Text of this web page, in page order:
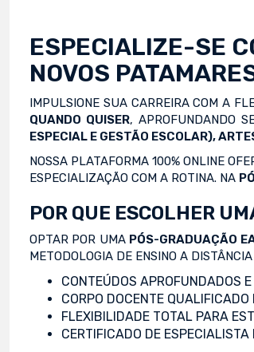
ESPECIALIZE-SE
NOVOS
IMPULSIONE SUA CARREIRA COM A
QUANDO QUISER, APROFUNDANDO
ESPECIAL E GESTÃO ESCOLAR),
NOSSA PLATAFORMA 100% ONLINE
ESPECIALIZAÇÃO COM A ROTINA. NA
POR QUE ESCOLHER
OPTAR POR UMA PÓS-GRADUAÇÃO
METODOLOGIA DE ENSINO A
CONTEÚDOS APROFUNDADOS
CORPO DOCENTE
FLEXIBILIDADE TOTAL PARA
CERTIFICADO DE